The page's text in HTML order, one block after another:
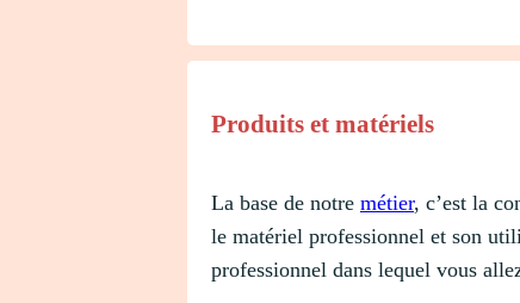
Produits et matériels
La base de notre métier, c’est la
le matériel professionnel et son
professionnel dans lequel vous